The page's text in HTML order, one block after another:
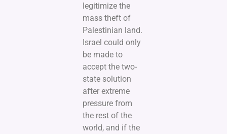
legitimize the
mass theft of
Palestinian land.
Israel could only
be made to
accept the two-
state solution
after extreme
pressure from
the rest of the
world, and if the